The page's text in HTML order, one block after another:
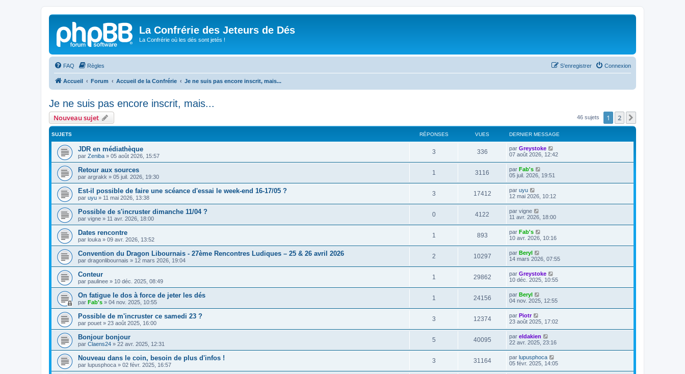
La Confrérie des Jeteurs de Dés
La Confrérie où les dés sont jetés !
FAQ Règles Connexion
S’enregistrer
Accueil Forum Accueil de la Confrérie Je ne suis pas encore inscrit, mais...
Je ne suis pas encore inscrit, mais...
Nouveau sujet 46 sujets 1 2
SUJETS RÉPONSES VUES DERNIER MESSAGE
JDR en médiathèque
par Zeniba » 05 août 2026, 15:57
3 336 par Greystoke
07 août 2026, 12:42
Retour aux sources
par argrakk » 05 juil. 2026, 19:30
1 3116 par Fab's
05 juil. 2026, 19:51
Est-il possible de faire une scéance d'essai le week-end 16-17/05 ?
par uyu » 11 mai 2026, 13:38
3 17412 par uyu
12 mai 2026, 10:12
Possible de s'incruster dimanche 11/04 ?
par vigne » 11 avr. 2026, 18:00
0 4122 par vigne
11 avr. 2026, 18:00
Dates rencontre
par louka » 09 avr. 2026, 13:52
1 893 par Fab's
10 avr. 2026, 10:16
Convention du Dragon Libournais - 27ème Rencontres Ludiques – 25 & 26 avril 2026
par dragonlibournais » 12 mars 2026, 19:04
2 10297 par Beryl
14 mars 2026, 07:55
Conteur
par paulinee » 10 déc. 2025, 08:49
1 29862 par Greystoke
10 déc. 2025, 10:55
On fatigue le dos à force de jeter les dés
par Fab's » 04 nov. 2025, 10:55
1 24156 par Beryl
04 nov. 2025, 12:55
Possible de m'incruster ce samedi 23 ?
par pouet » 23 août 2025, 16:00
3 12374 par Piotr
23 août 2025, 17:02
Bonjour bonjour
par Claens24 » 22 avr. 2025, 12:31
5 40095 par eldakien
22 avr. 2025, 23:16
Nouveau dans le coin, besoin de plus d'infos !
par lupusphoca » 02 févr. 2025, 16:57
3 31164 par lupusphoca
05 févr. 2025, 14:05